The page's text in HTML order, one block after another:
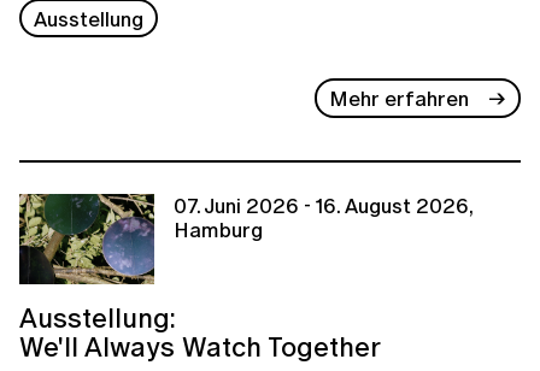
Ausstellung
Mehr erfahren
07. Juni 2026 - 16. August 2026,
Hamburg
Ausstellung:
We'll Always Watch Together